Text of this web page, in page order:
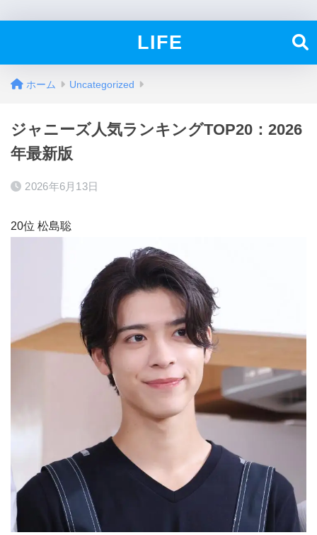
LIFE
ホーム Uncategorized
ジャニーズ人気ランキングTOP20：2026
年最新版
2026年6月13日
20位 松島聡